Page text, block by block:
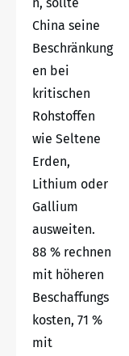
China seine
Beschränkung
en bei
kritischen
Rohstoffen
wie Seltene
Erden,
Lithium oder
Gallium
ausweiten.
88 % rechnen
mit höheren
Beschaffungs
kosten, 71 %
mit